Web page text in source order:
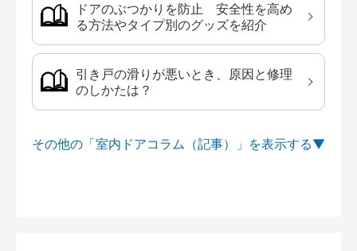
ドアのぶつかりを防止 安全性を高め
る方法やタイプ別のグッズを紹介
引き戸の滑りが悪いとき、原因と修理
のしかたは？
その他の「室内ドアコラム（記事）」を